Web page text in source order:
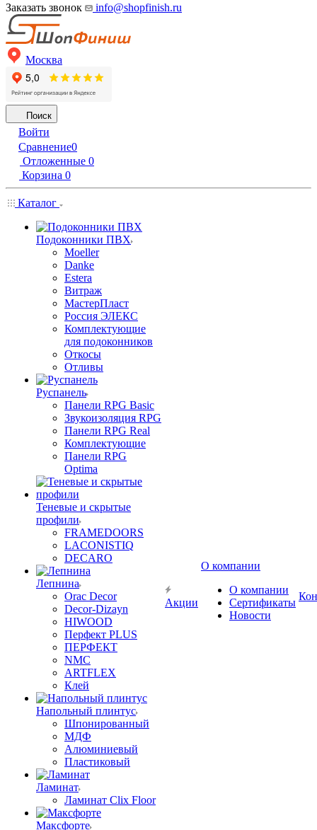
Заказать звонок info@shopfinish.ru
Москва
Поиск
Войти
Сравнение0
Отложенные 0
Корзина 0
Каталог
Подоконники ПВХ
Moeller
Danke
Estera
Витраж
МастерПласт
Россия ЭЛЕКС
Комплектующие
для подоконников
Откосы
Отливы
Руспанель
Панели RPG Basic
Звукоизоляция RPG
Панели RPG Real
Комплектующие
Панели RPG
Optima
Теневые и скрытые
профили
FRAMEDOORS
LACONISTIQ
DECARO
Лепнина
Orac Decor
Decor-Dizayn
HIWOOD
Перфект PLUS
ПЕРФЕКТ
NMC
ARTFLEX
Клей
Напольный плинтус
Шпонированный
МДФ
Алюминиевый
Пластиковый
Ламинат
Ламинат Clix Floor
Максфорте
Акции
О компании
О компании
Сертификаты
Новости